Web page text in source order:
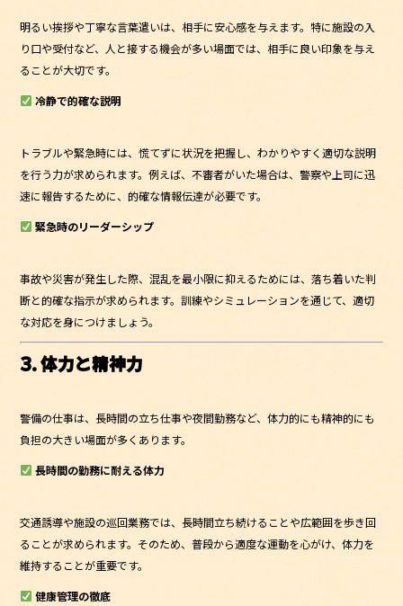
明るい挨拶や丁寧な言葉遣いは、相手に安心感を与えます。特に施設の入
り口や受付など、人と接する機会が多い場面では、相手に良い印象を与え
ることが大切です。
冷静で的確な説明
トラブルや緊急時には、慌てずに状況を把握し、わかりやすく適切な説明
を行う力が求められます。例えば、不審者がいた場合は、警察や上司に迅
速に報告するために、的確な情報伝達が必要です。
緊急時のリーダーシップ
事故や災害が発生した際、混乱を最小限に抑えるためには、落ち着いた判
断と的確な指示が求められます。訓練やシミュレーションを通じて、適切
な対応を身につけましょう。
3. 体力と精神力
警備の仕事は、長時間の立ち仕事や夜間勤務など、体力的にも精神的にも
負担の大きい場面が多くあります。
長時間の勤務に耐える体力
交通誘導や施設の巡回業務では、長時間立ち続けることや広範囲を歩き回
ることが求められます。そのため、普段から適度な運動を心がけ、体力を
維持することが重要です。
健康管理の徹底